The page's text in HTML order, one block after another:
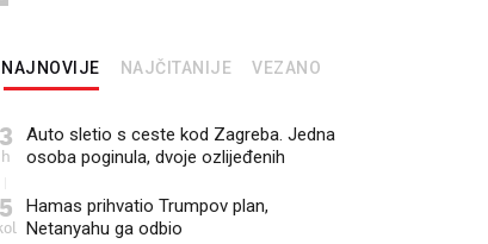
NAJNOVIJE NAJČITANIJE VEZANO
3
h
Auto sletio s ceste kod Zagreba. Jedna
osoba poginula, dvoje ozlijeđenih
5
Hamas prihvatio Trumpov plan,
Netanyahu ga odbio